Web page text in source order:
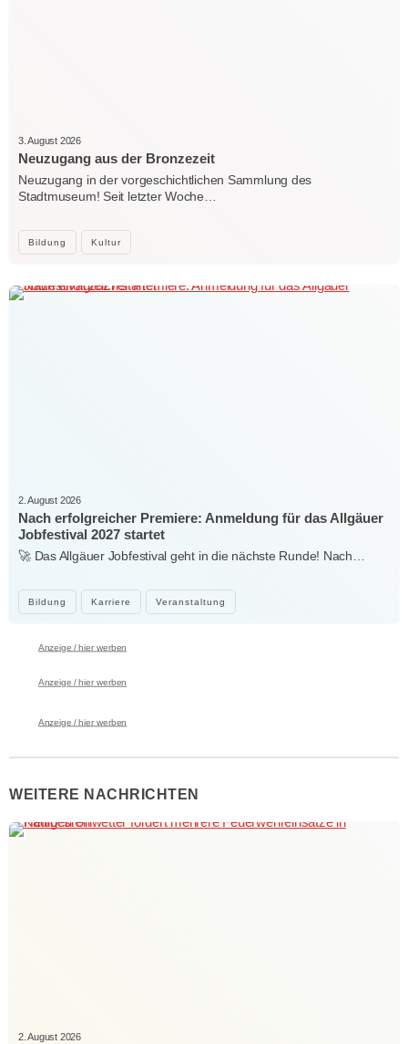
Bildung Kultur
3. August 2026
Neuzugang aus der Bronzezeit
Neuzugang in der vorgeschichtlichen Sammlung des
Stadtmuseum! Seit letzter Woche…
Bildung Karriere Veranstaltung
2. August 2026
Nach erfolgreicher Premiere: Anmeldung für das Allgäuer
Jobfestival 2027 startet
🚀 Das Allgäuer Jobfestival geht in die nächste Runde! Nach…
Anzeige / hier werben
Anzeige / hier werben
Anzeige / hier werben
WEITERE NACHRICHTEN
2. August 2026